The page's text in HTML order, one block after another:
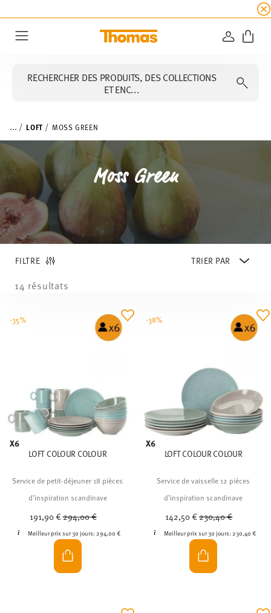
5 % de remise
RECHERCHER DES PRODUITS, DES COLLECTIONS
ET ENC...
... LOFT MOSS GREEN
Moss Green
FILTRE
14 résultats
X6
LOFT COLOUR COLOUR
Service de petit-déjeuner 18 pièces
d’inspiration scandinave
191,90 € Price reduced from
294,00 €to
Meilleur prix sur 30 jours: 294,00 €
-35%
X6
LOFT COLOUR COLOUR
Service de vaisselle 12 pièces
d’inspiration scandinave
142,50 € Price reduced from
230,40 €
Meilleur prix sur 30 jours: 230,40 €
-38%